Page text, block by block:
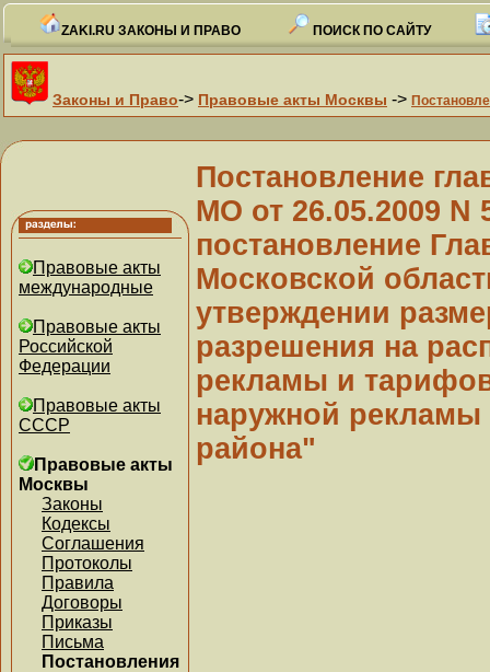
ZAKI.RU ЗАКОНЫ И ПРАВО ПОИСК ПО САЙТУ
Законы и Право-> Правовые акты Москвы ->
Правовые акты
международные
Правовые акты
Российской
Федерации
Правовые акты
СССР
Правовые акты
Москвы
Законы
Кодексы
Соглашения
Протоколы
Правила
Договоры
Приказы
Письма
Постановления
Постановление
МО от 26.05.2009 N
постановление
Московской
утверждении
разрешения на
рекламы и
наружной рекламы
района"